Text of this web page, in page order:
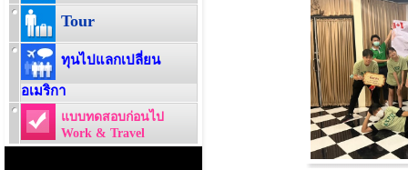
Tour
ทุนไปแลกเปลี่ยน
อเมริกา
แบบทดสอบก่อนไป
Work & Travel